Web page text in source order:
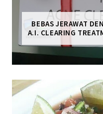
BEBAS JERAWAT
A.I. CLEARING